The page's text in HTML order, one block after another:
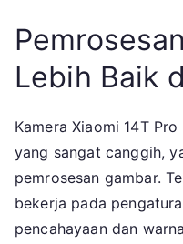
Lebih Baik
Kamera Xiaomi 14T
yang sangat canggih,
pemrosesan gambar.
bekerja pada
pencahayaan dan